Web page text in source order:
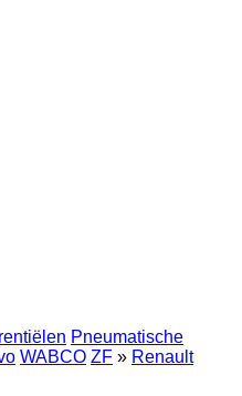
Pneumatische
WABCO ZF » Renault